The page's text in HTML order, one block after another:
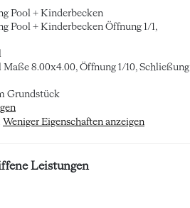
Pool + Kinderbecken
Pool + Kinderbecken Öffnung 1/1,
Maße 8.00x4.00, Öffnung 1/10, Schließung
Grundstück
Weniger Eigenschaften anzeigen
Leistungen